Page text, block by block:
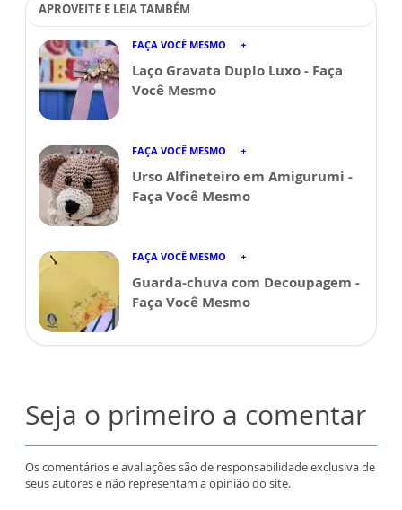
APROVEITE E LEIA TAMBÉM
FAÇA VOCÊ MESMO
Laço Gravata Duplo Luxo - Faça
Você Mesmo
FAÇA VOCÊ MESMO
Urso Alfineteiro em Amigurumi -
Faça Você Mesmo
FAÇA VOCÊ MESMO
Guarda-chuva com Decoupagem -
Faça Você Mesmo
Seja o primeiro a comentar
Os comentários e avaliações são de responsabilidade exclusiva de
seus autores e não representam a opinião do site.